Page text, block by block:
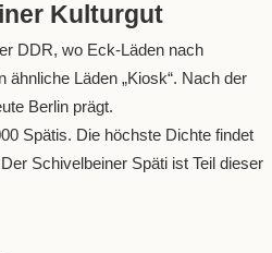
Kulturgut
DDR, wo Eck-Läden nach
Läden „Kiosk“. Nach der
Berlin prägt.
Spätis. Die höchste Dichte findet
Schivelbeiner Späti ist Teil dieser